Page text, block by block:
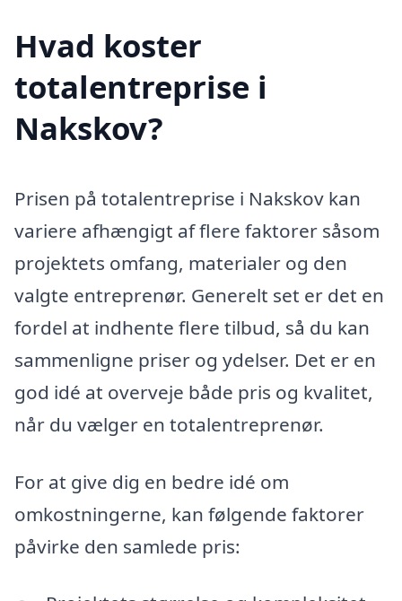
Hvad koster
totalentreprise i
Nakskov?
Prisen på totalentreprise i Nakskov kan
variere afhængigt af flere faktorer såsom
projektets omfang, materialer og den
valgte entreprenør. Generelt set er det en
fordel at indhente flere tilbud, så du kan
sammenligne priser og ydelser. Det er en
god idé at overveje både pris og kvalitet,
når du vælger en totalentreprenør.
For at give dig en bedre idé om
omkostningerne, kan følgende faktorer
påvirke den samlede pris: